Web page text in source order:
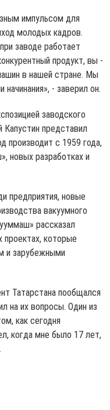
импульсом для
молодых кадров.
заводе работает
продукт, вы -
в нашей стране. Мы
- заверил он.
заводского
Капустин представил
производит с 1959 года,
новых разработках и
предприятия, новые
вакуумного
рассказал
проектах, которые
и зарубежными
Татарстана пообщался
на их вопросы. Один из
как сегодня
когда мне было 17 лет,